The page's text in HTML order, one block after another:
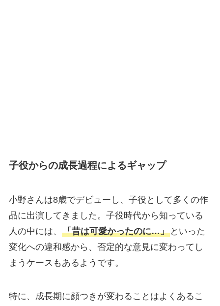
子役からの成長過程によるギャップ
小野さんは8歳でデビューし、子役として多くの作
品に出演してきました。子役時代から知っている
人の中には、 「昔は可愛かったのに…」といった
変化への違和感から、否定的な意見に変わってし
まうケースもあるようです。
特に、成長期に顔つきが変わることはよくあるこ